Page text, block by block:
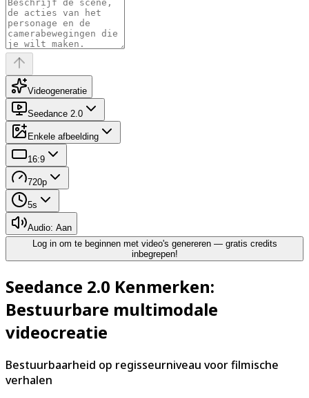
Videogeneratie
Seedance 2.0
Enkele afbeelding
16:9
720p
5s
Audio: Aan
Log in om te beginnen met video's genereren — gratis credits
inbegrepen!
Seedance 2.0 Kenmerken:
Bestuurbare multimodale
videocreatie
Bestuurbaarheid op regisseurniveau voor filmische
verhalen